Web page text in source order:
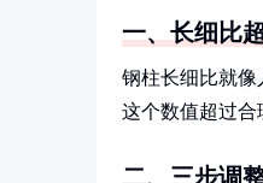
一、长细比
钢柱长细比就像
这个数值超过合
二、三步调